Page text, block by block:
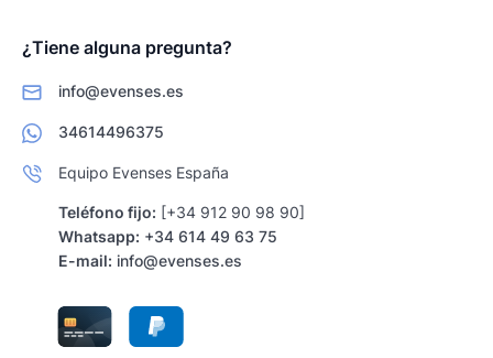
¿Tiene alguna pregunta?
info@evenses.es
34614496375
Equipo Evenses España
Teléfono fijo: [+34 912 90 98 90]
Whatsapp: +34 614 49 63 75
E-mail: info@evenses.es